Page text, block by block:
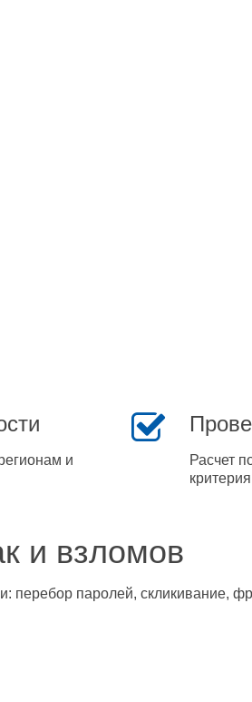
и
Расчет
и взломов
перебор паролей, скликивание,